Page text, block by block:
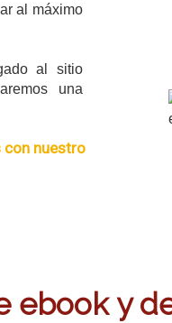
al máximo
al sitio
una
con nuestro
ebook y